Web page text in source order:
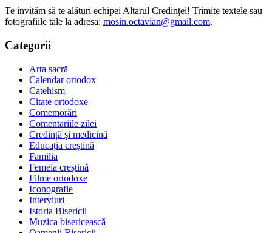
Te invităm să te alături echipei Altarul Credinţei! Trimite textele sau
fotografiile tale la adresa: mosin.octavian@gmail.com.
Categorii
Arta sacră
Calendar ortodox
Catehism
Citate ortodoxe
Comemorări
Comentariile zilei
Credință și medicină
Educația creștină
Familia
Femeia creștină
Filme ortodoxe
Iconografie
Interviuri
Istoria Bisericii
Muzica bisericească